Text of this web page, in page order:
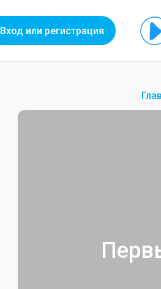
Вход или регистрация